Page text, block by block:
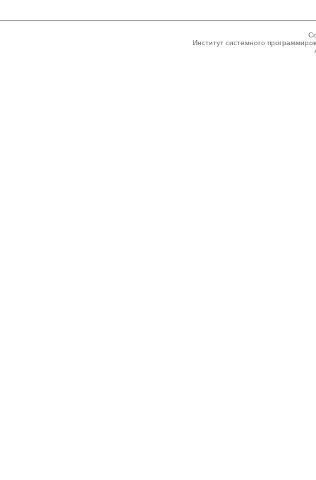
Институт системного